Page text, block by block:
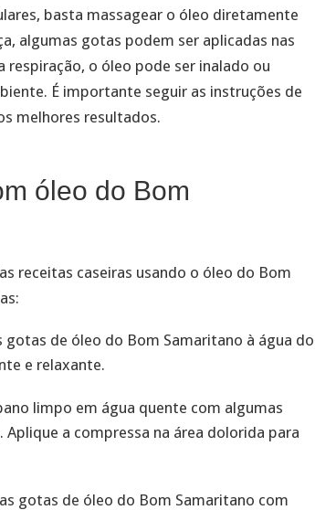
basta massagear o óleo diretamente
algumas gotas podem ser aplicadas nas
o óleo pode ser inalado ou
É importante seguir as instruções de
melhores resultados.
óleo do Bom
receitas caseiras usando o óleo do Bom
gotas de óleo do Bom Samaritano à água do
e relaxante.
limpo em água quente com algumas
a compressa na área dolorida para
gotas de óleo do Bom Samaritano com